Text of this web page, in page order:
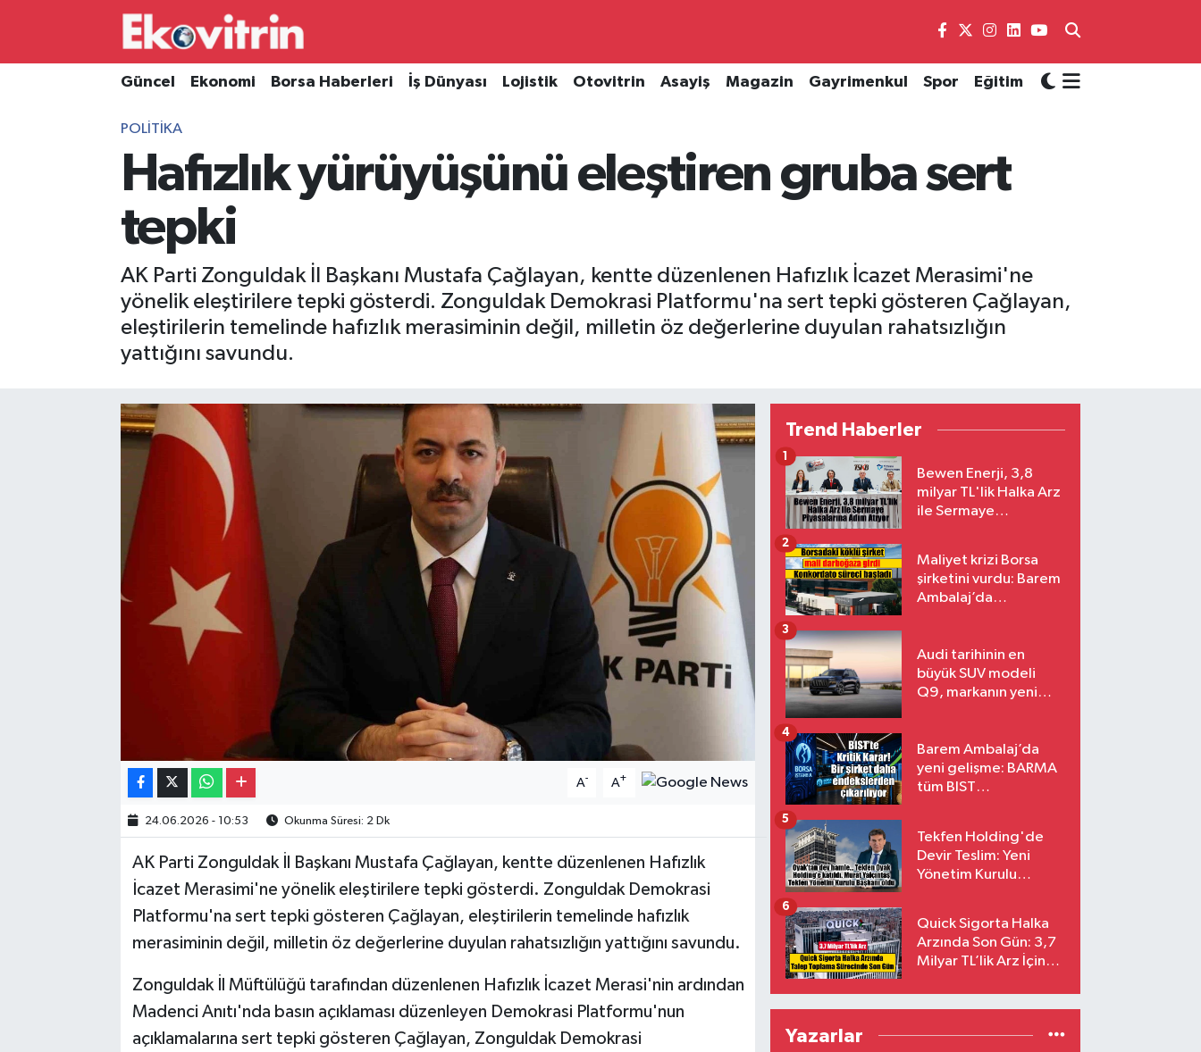
Güncel Ekonomi Borsa Haberleri İş Dünyası Lojistik Otovitrin Asayiş Magazin Gayrimenkul Spor Eğitim
POLITIKA
Hafızlık yürüyüşünü eleştiren gruba sert
tepki
AK Parti Zonguldak İl Başkanı Mustafa Çağlayan, kentte düzenlenen Hafızlık İcazet Merasimi'ne
yönelik eleştirilere tepki gösterdi. Zonguldak Demokrasi Platformu'na sert tepki gösteren Çağlayan,
eleştirilerin temelinde hafızlık merasiminin değil, milletin öz değerlerine duyulan rahatsızlığın
yattığını savundu.
A- A+
24.06.2026 - 10:53 Okunma Süresi: 2 Dk
AK Parti Zonguldak İl Başkanı Mustafa Çağlayan, kentte düzenlenen Hafızlık
İcazet Merasimi'ne yönelik eleştirilere tepki gösterdi. Zonguldak Demokrasi
Platformu'na sert tepki gösteren Çağlayan, eleştirilerin temelinde hafızlık
merasiminin değil, milletin öz değerlerine duyulan rahatsızlığın yattığını savundu.
Zonguldak İl Müftülüğü tarafından düzenlenen Hafızlık İcazet Merasi'nin ardından
Madenci Anıtı'nda basın açıklaması düzenleyen Demokrasi Platformu'nun
açıklamalarına sert tepki gösteren Çağlayan, Zonguldak Demokrasi
Trend Haberler
Bewen Enerji, 3,8
milyar TL'lik Halka Arz
ile Sermaye
1
Maliyet krizi Borsa
şirketini vurdu: Barem
Ambalaj’da
2
Audi tarihinin en
büyük SUV modeli
Q9, markanın yeni
3
Barem Ambalaj’da
yeni gelişme: BARMA
tüm BIST
4
Tekfen Holding'de
Devir Teslim: Yeni
Yönetim Kurulu
5
Quick Sigorta Halka
Arzında Son Gün: 3,7
Milyar TL’lik Arz İçin
Eriyor
6
Yazarlar
Güncel
Borsa Haberleri
Gayrimenkul
Hava Durumu
Süper Lig Puan Durumu ve Fikstür
Son Dakika Haberleri
Haber Arşivi